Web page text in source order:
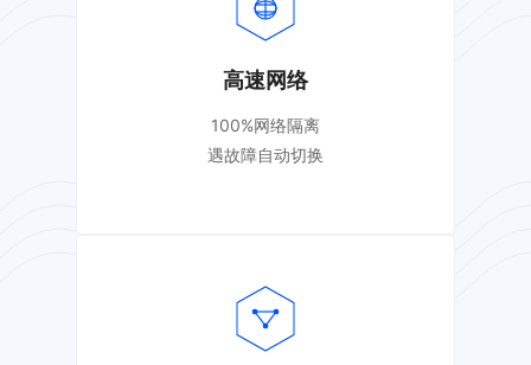
高速网络
100%网络隔离
遇故障自动切换